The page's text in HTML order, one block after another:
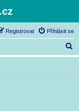
Přihlásit se
Registrovat
l